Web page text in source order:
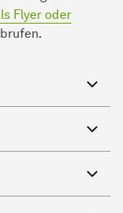
Flyer oder